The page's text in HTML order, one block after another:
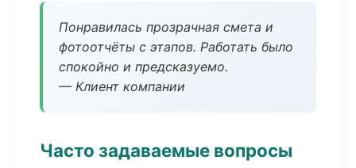
Понравилась прозрачная смета и
фотоотчёты с этапов. Работать было
спокойно и предсказуемо.
— Клиент компании
Часто задаваемые вопросы